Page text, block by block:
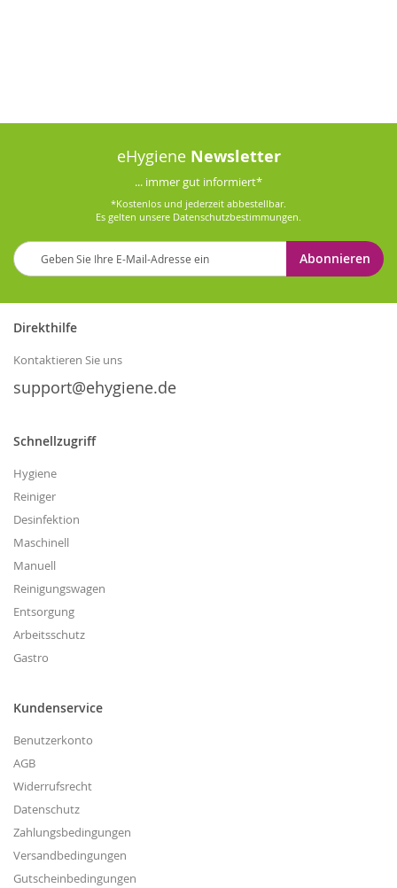
eHygiene Newsletter
... immer gut informiert*
*Kostenlos und jederzeit abbestellbar.
Es gelten unsere Datenschutzbestimmungen.
Melden
Sie
sich
Newsletter
Abonnieren
Direkthilfe
Kontaktieren Sie uns
support@ehygiene.de
Schnellzugriff
Hygiene
Reiniger
Desinfektion
Maschinell
Manuell
Reinigungswagen
Entsorgung
Arbeitsschutz
Gastro
Kundenservice
Benutzerkonto
AGB
Widerrufsrecht
Datenschutz
Zahlungsbedingungen
Versandbedingungen
Gutscheinbedingungen